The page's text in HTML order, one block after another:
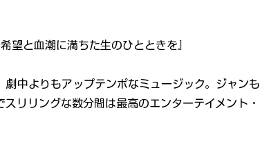
望と血潮に満ちた生のひとときを』
中よりもアップテンポなミュージック。ジャンも
リリングな数分間は最高のエンターテイメント・